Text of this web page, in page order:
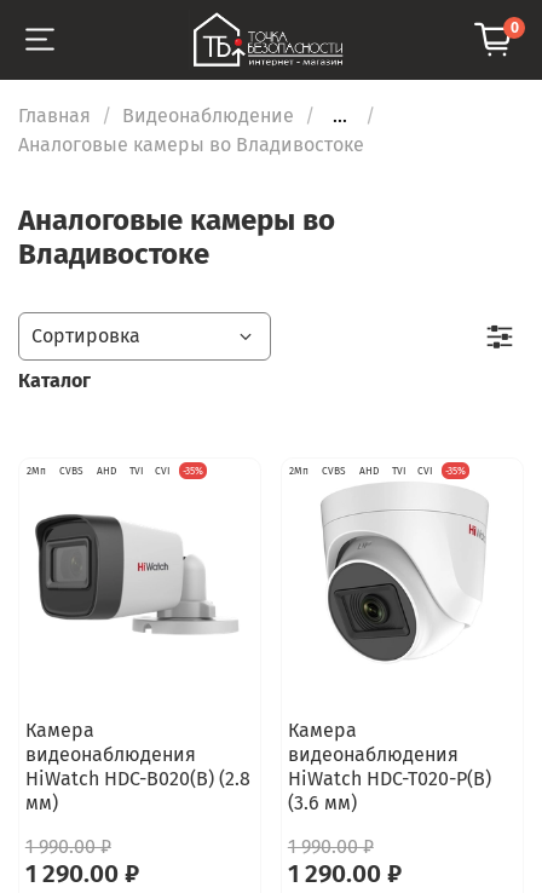
0
Главная Видеонаблюдение
...
Аналоговые камеры во Владивостоке
Аналоговые камеры во
Владивостоке
2Мп CVBS AHD TVI CVI -35%
Камера
видеонаблюдения
HiWatch HDC-B020(B) (2.8
мм)
1 990.00 ₽
1 290.00 ₽
2Мп CVBS AHD TVI CVI -35%
Камера
видеонаблюдения
HiWatch HDC-T020-P(B)
(3.6 мм)
1 990.00 ₽
1 290.00 ₽
Каталог